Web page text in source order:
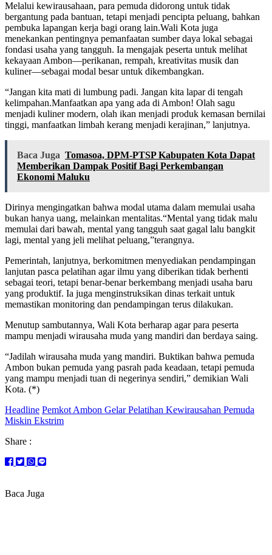
Melalui kewirausahaan, para pemuda didorong untuk tidak
bergantung pada bantuan, tetapi menjadi pencipta peluang, bahkan
pembuka lapangan kerja bagi orang lain.Wali Kota juga
menekankan pentingnya pemanfaatan sumber daya lokal sebagai
fondasi usaha yang tangguh. Ia mengajak peserta untuk melihat
kekayaan Ambon—perikanan, rempah, kreativitas musik dan
kuliner—sebagai modal besar untuk dikembangkan.
“Jangan kita mati di lumbung padi. Jangan kita lapar di tengah
kelimpahan.Manfaatkan apa yang ada di Ambon! Olah sagu
menjadi kuliner modern, olah ikan menjadi produk kemasan bernilai
tinggi, manfaatkan limbah kerang menjadi kerajinan,” lanjutnya.
Baca Juga Tomasoa, DPM-PTSP Kabupaten Kota Dapat
Memberikan Dampak Positif Bagi Perkembangan
Ekonomi Maluku
Dirinya mengingatkan bahwa modal utama dalam memulai usaha
bukan hanya uang, melainkan mentalitas.“Mental yang tidak malu
memulai dari bawah, mental yang tangguh saat gagal lalu bangkit
lagi, mental yang jeli melihat peluang,”terangnya.
Pemerintah, lanjutnya, berkomitmen menyediakan pendampingan
lanjutan pasca pelatihan agar ilmu yang diberikan tidak berhenti
sebagai teori, tetapi benar-benar berkembang menjadi usaha baru
yang produktif. Ia juga menginstruksikan dinas terkait untuk
memastikan monitoring dan pendampingan terus dilakukan.
Menutup sambutannya, Wali Kota berharap agar para peserta
mampu menjadi wirausaha muda yang mandiri dan berdaya saing.
“Jadilah wirausaha muda yang mandiri. Buktikan bahwa pemuda
Ambon bukan pemuda yang pasrah pada keadaan, tetapi pemuda
yang mampu menjadi tuan di negerinya sendiri,” demikian Wali
Kota. (*)
Headline Pemkot Ambon Gelar Pelatihan Kewirausahan Pemuda
Miskin Ekstrim
Share :
Baca Juga